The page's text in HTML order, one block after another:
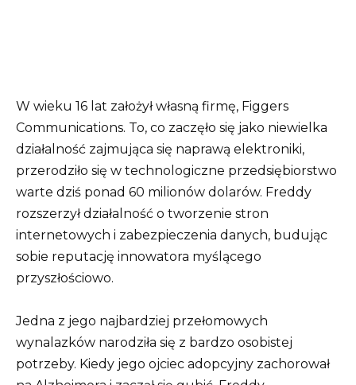
W wieku 16 lat założył własną firmę, Figgers
Communications. To, co zaczęło się jako niewielka
działalność zajmująca się naprawą elektroniki,
przerodziło się w technologiczne przedsiębiorstwo
warte dziś ponad 60 milionów dolarów. Freddy
rozszerzył działalność o tworzenie stron
internetowych i zabezpieczenia danych, budując
sobie reputację innowatora myślącego
przyszłościowo.
Jedna z jego najbardziej przełomowych
wynalazków narodziła się z bardzo osobistej
potrzeby. Kiedy jego ojciec adopcyjny zachorował